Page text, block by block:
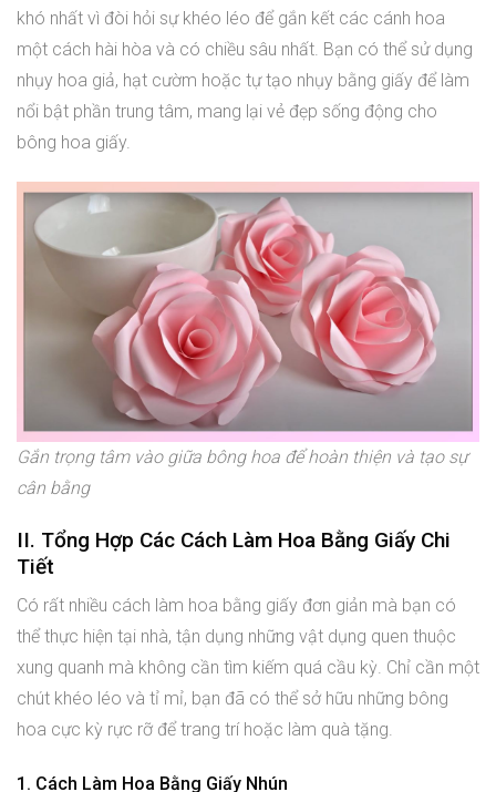
khó nhất vì đòi hỏi sự khéo léo để gắn kết các cánh hoa
một cách hài hòa và có chiều sâu nhất. Bạn có thể sử dụng
nhụy hoa giả, hạt cườm hoặc tự tạo nhụy bằng giấy để làm
nổi bật phần trung tâm, mang lại vẻ đẹp sống động cho
bông hoa giấy.
Gắn trọng tâm vào giữa bông hoa để hoàn thiện và tạo sự
cân bằng
II. Tổng Hợp Các Cách Làm Hoa Bằng Giấy Chi
Tiết
Có rất nhiều cách làm hoa bằng giấy đơn giản mà bạn có
thể thực hiện tại nhà, tận dụng những vật dụng quen thuộc
xung quanh mà không cần tìm kiếm quá cầu kỳ. Chỉ cần một
chút khéo léo và tỉ mỉ, bạn đã có thể sở hữu những bông
hoa cực kỳ rực rỡ để trang trí hoặc làm quà tặng.
1. Cách Làm Hoa Bằng Giấy Nhún